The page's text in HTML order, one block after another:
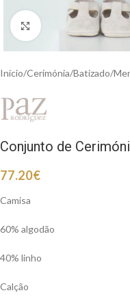
Clique para aumentar
Início Cerimónia Batizado
Conjunto de
77.20€
Camisa
60% algodão
40% linho
Calção